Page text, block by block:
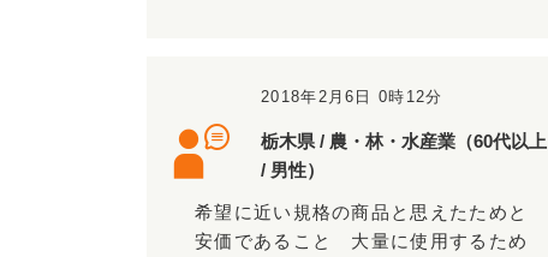
2018年2月6日 0時12分
栃木県 / 農・林・水産業（60代以上
/ 男性）
希望に近い規格の商品と思えたためと
安価であること 大量に使用するため